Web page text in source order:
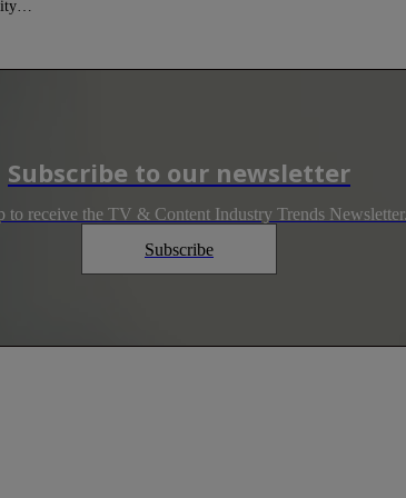
Subscribe to our newsletter
to receive the TV & Content Industry Trends
Subscribe